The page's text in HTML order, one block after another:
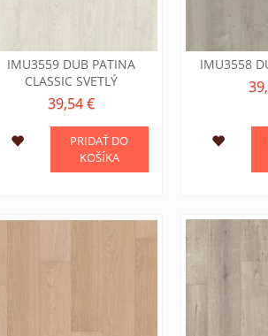
IMU3559 DUB PATINA
CLASSIC SVETLÝ
39,54 €
PRIDAŤ DO
KOŠÍKA
IMU3558